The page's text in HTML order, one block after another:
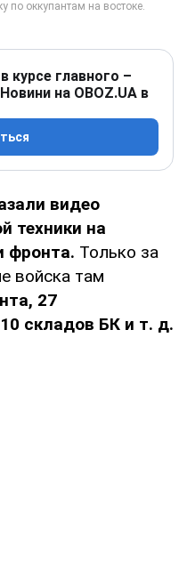
курсе главного –
на OBOZ.UA в
видео
техники на
фронта. Только за
войска там
27
складов БК и т. д.